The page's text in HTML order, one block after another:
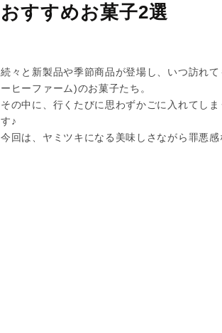
おすすめお菓子2選
続々と新製品や季節商品が登場し、いつ訪れ
ーヒーファーム)のお菓子たち。
その中に、行くたびに思わずかごに入れてし
す♪
今回は、ヤミツキになる美味しさながら罪悪